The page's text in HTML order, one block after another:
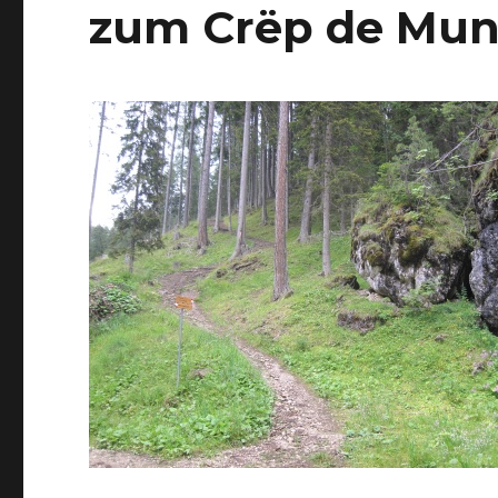
zum Crëp de